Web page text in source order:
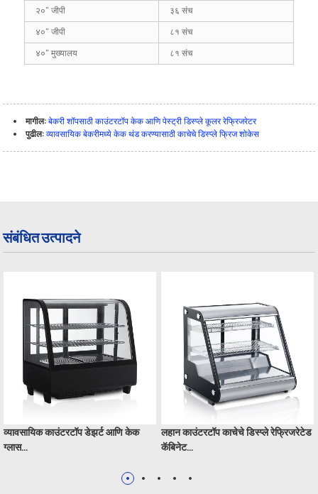
२०" जीपी
३६ संच
४०" जीपी
८१ संच
४०" मुख्यालय
८१ संच
मागील: बेकरी शॉपसाठी काउंटरटॉप केक आणि पेस्ट्री डिस्प्ले कूलर रेफ्रिजरेटर
पुढील: व्यावसायिक बेकरीमध्ये केक थंड करण्यासाठी काचेचे डिस्प्ले फ्रिज शोकेस
संबंधित उत्पादने
व्यावसायिक काउंटरटॉप डेझर्ट आणि केक
ग्लास...
लहान काउंटरटॉप काचेचे डिस्प्ले रेफ्रिजरेटेड
कॅबिनेट...